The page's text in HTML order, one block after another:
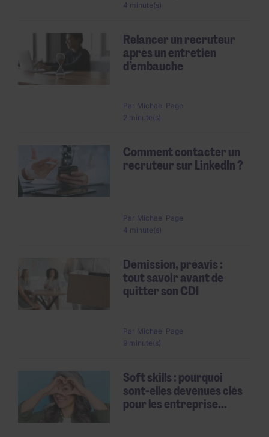
4 minute(s)
Relancer un recruteur
après un entretien
d’embauche
Par Michael Page
2 minute(s)
Comment contacter un
recruteur sur LinkedIn ?
Par Michael Page
4 minute(s)
Démission, préavis :
tout savoir avant de
quitter son CDI
Par Michael Page
9 minute(s)
Soft skills : pourquoi
sont-elles devenues clés
pour les entreprise...